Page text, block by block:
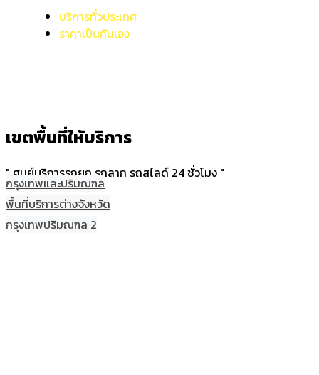
บริการทั่วประเทศ
ราคาเป็นกันเอง
เขตพื้นที่ให้บริการ
" ศูนย์บริการรถยก รถลาก รถสไลด์ 24 ชั่วโมง "
กรุงเทพและปริมณฑล
พื้นที่บริการต่างจังหวัด
กรุงเทพปริมณฑล 2